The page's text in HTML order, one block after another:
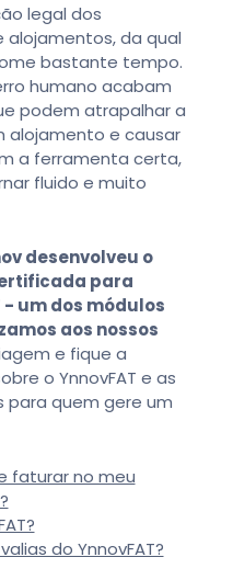
legal dos
da qual
bastante tempo.
humano acabam
podem atrapalhar a
alojamento e causar
a ferramenta certa,
fluido e muito
desenvolveu o
para
- um dos módulos
aos nossos
e fique a
o YnnovFAT e as
para quem gere um
faturar no meu
do YnnovFAT?